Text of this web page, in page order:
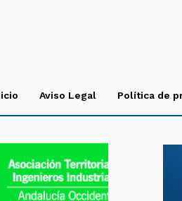
Aviso Legal Política de